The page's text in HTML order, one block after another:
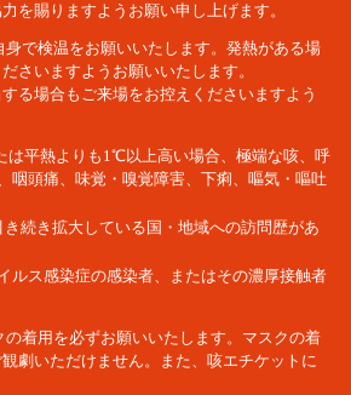
を賜りますようお願い申し上げます。
で検温をお願いいたします。発熱がある場
さいますようお願いいたします。
る場合もご来場をお控えくださいますよう
は平熱よりも1℃以上高い場合、極端な咳、呼
咽頭痛、味覚・嗅覚障害、下痢、嘔気・嘔吐
続き拡大している国・地域への訪問歴があ
ルス感染症の感染者、またはその濃厚接触者
着用を必ずお願いいたします。マスクの着
劇いただけません。また、咳エチケットに